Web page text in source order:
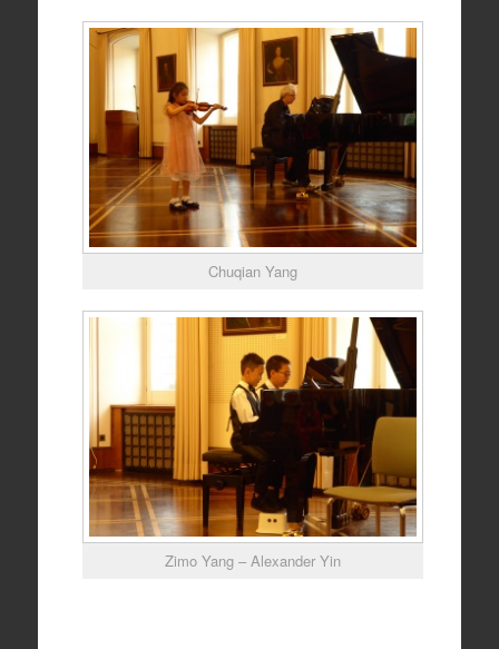
Chuqian Yang
Zimo Yang – Alexander Yin